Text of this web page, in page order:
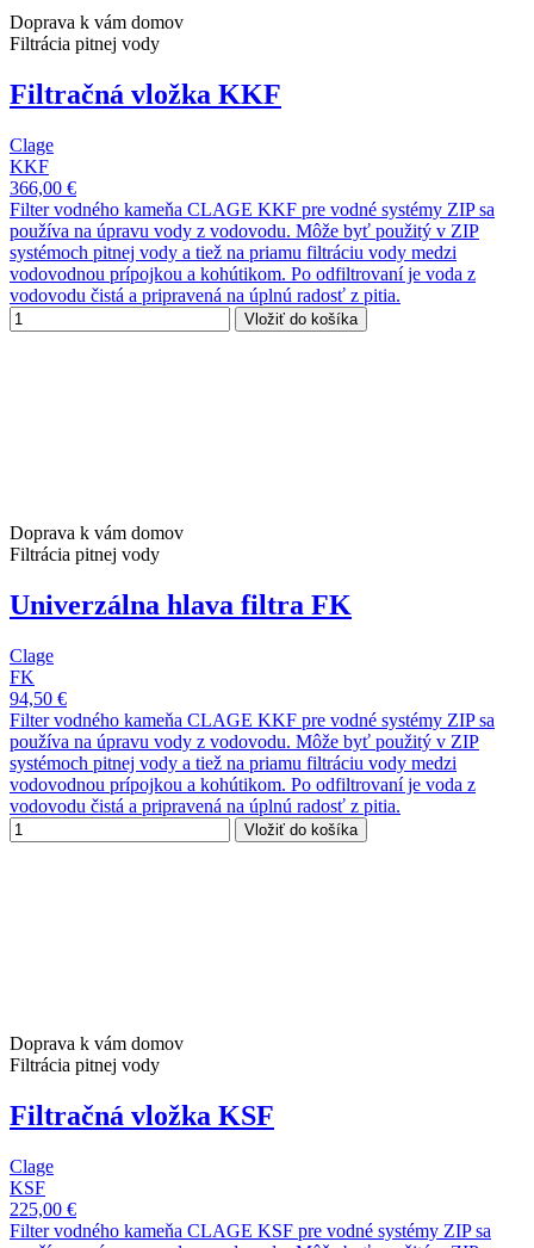
Doprava k vám domov
Filtrácia pitnej vody
Filtračná vložka KKF
Clage
KKF
366,00 €
Filter vodného kameňa CLAGE KKF pre vodné systémy ZIP sa
používa na úpravu vody z vodovodu. Môže byť použitý v ZIP
systémoch pitnej vody a tiež na priamu filtráciu vody medzi
vodovodnou prípojkou a kohútikom. Po odfiltrovaní je voda z
vodovodu čistá a pripravená na úplnú radosť z pitia.
Vložiť do košíka
Doprava k vám domov
Filtrácia pitnej vody
Univerzálna hlava filtra FK
Clage
FK
94,50 €
Filter vodného kameňa CLAGE KKF pre vodné systémy ZIP sa
používa na úpravu vody z vodovodu. Môže byť použitý v ZIP
systémoch pitnej vody a tiež na priamu filtráciu vody medzi
vodovodnou prípojkou a kohútikom. Po odfiltrovaní je voda z
vodovodu čistá a pripravená na úplnú radosť z pitia.
Vložiť do košíka
Doprava k vám domov
Filtrácia pitnej vody
Filtračná vložka KSF
Clage
KSF
225,00 €
Filter vodného kameňa CLAGE KSF pre vodné systémy ZIP sa